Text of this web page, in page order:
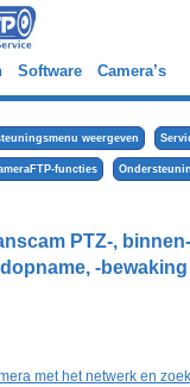
Software Camera’s
weergeven
functies
PTZ-,
-
met het netwerk en